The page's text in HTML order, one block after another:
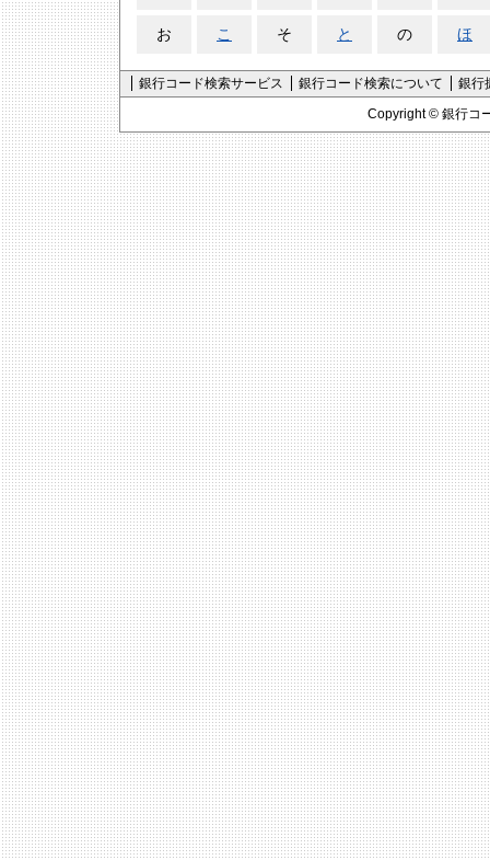
お こ そ と の ほ
銀行コード検索サービス 銀行コード検索について
銀行
Copyright © 銀行コ